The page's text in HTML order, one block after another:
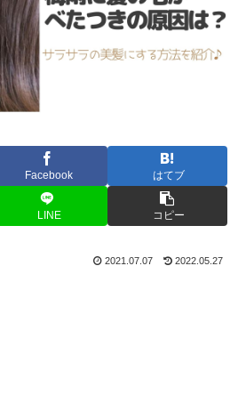
Facebook はてブ
LINE コピー
2021.07.07 2022.05.27